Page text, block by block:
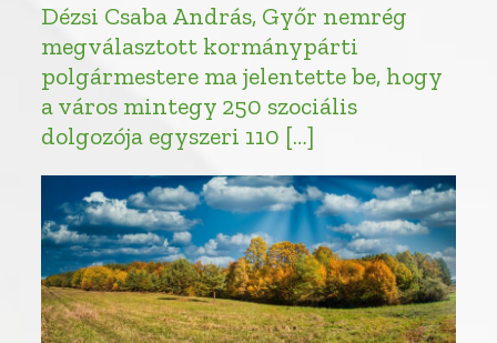
Dézsi Csaba András, Győr nemrég
megválasztott kormánypárti
polgármestere ma jelentette be, hogy
a város mintegy 250 szociális
dolgozója egyszeri 110 […]